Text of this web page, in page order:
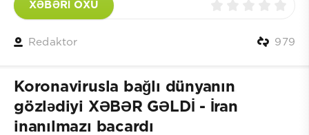
XƏBƏRİ OXU
Redaktor 979
Koronavirusla bağlı dünyanın
gözlədiyi XƏBƏR GƏLDİ - İran
inanılmazı bacardı